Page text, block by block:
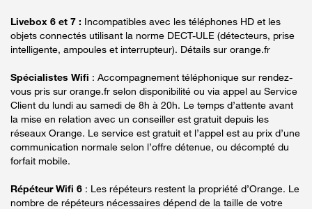
Livebox 6 et 7 : Incompatibles avec les téléphones HD et les
objets connectés utilisant la norme DECT-ULE (détecteurs, prise
intelligente, ampoules et interrupteur). Détails sur orange.fr
Spécialistes Wifi : Accompagnement téléphonique sur rendez-
vous pris sur orange.fr selon disponibilité ou via appel au Service
Client du lundi au samedi de 8h à 20h. Le temps d’attente avant
la mise en relation avec un conseiller est gratuit depuis les
réseaux Orange. Le service est gratuit et l’appel est au prix d’une
communication normale selon l’offre détenue, ou décompté du
forfait mobile.
Répéteur Wifi 6 : Les répéteurs restent la propriété d’Orange. Le
nombre de répéteurs nécessaires dépend de la taille de votre